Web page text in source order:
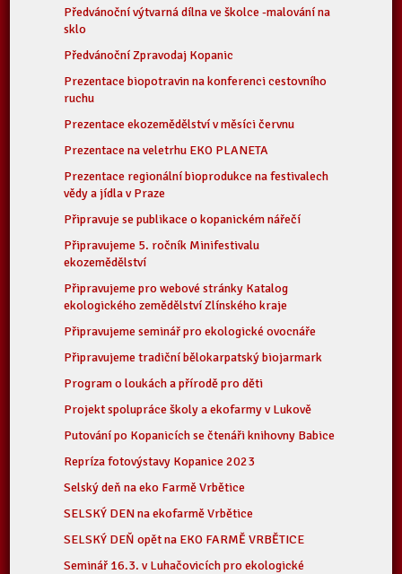
Předvánoční výtvarná dílna ve školce -malování na
sklo
Předvánoční Zpravodaj Kopanic
Prezentace biopotravin na konferenci cestovního
ruchu
Prezentace ekozemědělství v měsíci červnu
Prezentace na veletrhu EKO PLANETA
Prezentace regionální bioprodukce na festivalech
vědy a jídla v Praze
Připravuje se publikace o kopanickém nářečí
Připravujeme 5. ročník Minifestivalu
ekozemědělství
Připravujeme pro webové stránky Katalog
ekologického zemědělství Zlínského kraje
Připravujeme seminář pro ekologické ovocnáře
Připravujeme tradiční bělokarpatský biojarmark
Program o loukách a přírodě pro děti
Projekt spolupráce školy a ekofarmy v Lukově
Putování po Kopanicích se čtenáři knihovny Babice
Repríza fotovýstavy Kopanice 2023
Selský deň na eko Farmě Vrbětice
SELSKÝ DEN na ekofarmě Vrbětice
SELSKÝ DEŇ opět na EKO FARMĚ VRBĚTICE
Seminář 16.3. v Luhačovicích pro ekologické